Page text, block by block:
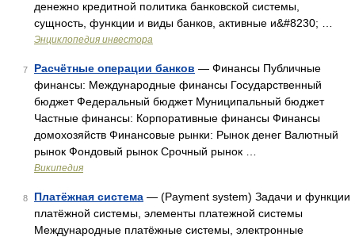
денежно кредитной политика банковской системы,
сущность, функции и виды банков, активные и&#8230; …
Энциклопедия инвестора
7 Расчётные операции банков — Финансы Публичные
финансы: Международные финансы Государственный
бюджет Федеральный бюджет Муниципальный бюджет
Частные финансы: Корпоративные финансы Финансы
домохозяйств Финансовые рынки: Рынок денег Валютный
рынок Фондовый рынок Срочный рынок …
Википедия
8 Платёжная система — (Payment system) Задачи и функции
платёжной системы, элементы платежной системы
Международные платёжные системы, электронные